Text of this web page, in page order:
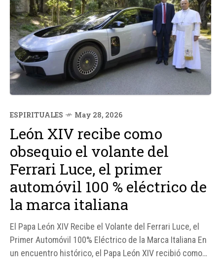
ESPIRITUALES May 28, 2026
León XIV recibe como
obsequio el volante del
Ferrari Luce, el primer
automóvil 100 % eléctrico de
la marca italiana
El Papa León XIV Recibe el Volante del Ferrari Luce, el
Primer Automóvil 100% Eléctrico de la Marca Italiana En
un encuentro histórico, el Papa León XIV recibió como